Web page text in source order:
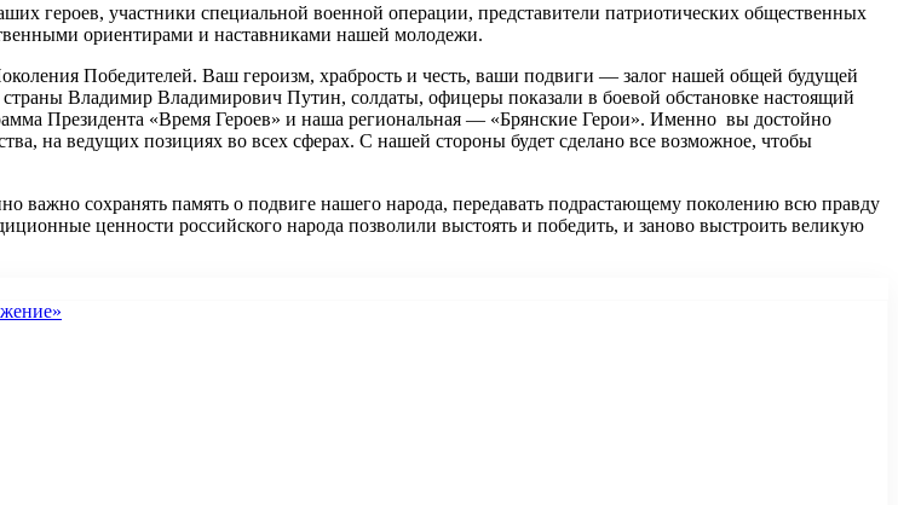
героев, участники специальной военной операции, представители патриотических общественных
ориентирами и наставниками нашей молодежи.
Победителей. Ваш героизм, храбрость и честь, ваши подвиги — залог нашей общей будущей
Владимир Владимирович Путин, солдаты, офицеры показали в боевой обстановке настоящий
Президента «Время Героев» и наша региональная — «Брянские Герои». Именно вы достойно
на ведущих позициях во всех сферах. С нашей стороны будет сделано все возможное, чтобы
важно сохранять память о подвиге нашего народа, передавать подрастающему поколению всю правду
ценности российского народа позволили выстоять и победить, и заново выстроить великую